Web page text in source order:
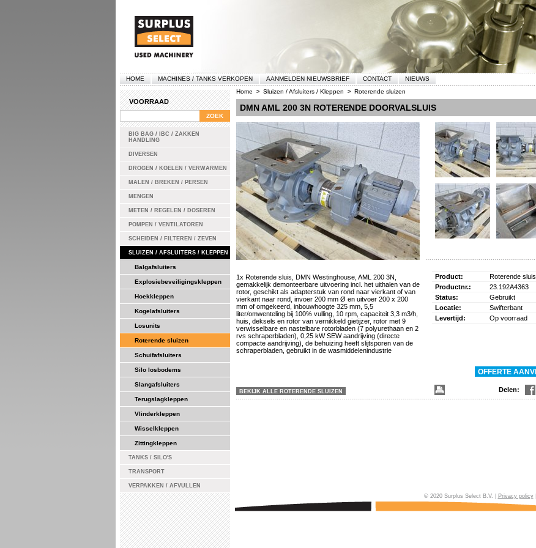
HOME MACHINES / TANKS VERKOPEN AANMELDEN NIEUWSBRIEF CONTACT NIEUWS
VOORRAAD
BIG BAG / IBC / ZAKKEN
HANDLING
DIVERSEN
DROGEN / KOELEN / VERWARMEN
MALEN / BREKEN / PERSEN
MENGEN
METEN / REGELEN / DOSEREN
POMPEN / VENTILATOREN
SCHEIDEN / FILTEREN / ZEVEN
SLUIZEN / AFSLUITERS / KLEPPEN
Balgafsluiters
Explosiebeveiligingskleppen
Hoekkleppen
Kogelafsluiters
Losunits
Roterende sluizen
Schuifafsluiters
Silo losbodems
Slangafsluiters
Terugslagkleppen
Vlinderkleppen
Wisselkleppen
Zittingkleppen
TANKS / SILO'S
TRANSPORT
VERPAKKEN / AFVULLEN
Home > Sluizen / Afsluiters / Kleppen > Roterende sluizen
DMN AML 200 3N ROTERENDE DOORVALSLUIS
Product:
Roterende sluis
Productnr.:
23.192A4363
Status:
Gebruikt
Locatie:
Swifterbant
Levertijd:
Op voorraad
1x Roterende sluis, DMN Westinghouse, AML 200 3N,
gemakkelijk demonteerbare uitvoering incl. het uithalen van de
rotor, geschikt als adapterstuk van rond naar vierkant of van
vierkant naar rond, invoer 200 mm Ø en uitvoer 200 x 200
mm of omgekeerd, inbouwhoogte 325 mm, 5,5
liter/omwenteling bij 100% vulling, 10 rpm, capaciteit 3,3 m3/h,
huis, deksels en rotor van vernikkeld gietijzer, rotor met 9
verwisselbare en nastelbare rotorbladen (7 polyurethaan en 2
rvs schraperbladen), 0,25 kW SEW aandrijving (directe
compacte aandrijving), de behuizing heeft slijtsporen van de
schraperbladen, gebruikt in de wasmiddelenindustrie
BEKIJK ALLE ROTERENDE SLUIZEN Delen:
© 2020 Surplus Select B.V. | Privacy policy|